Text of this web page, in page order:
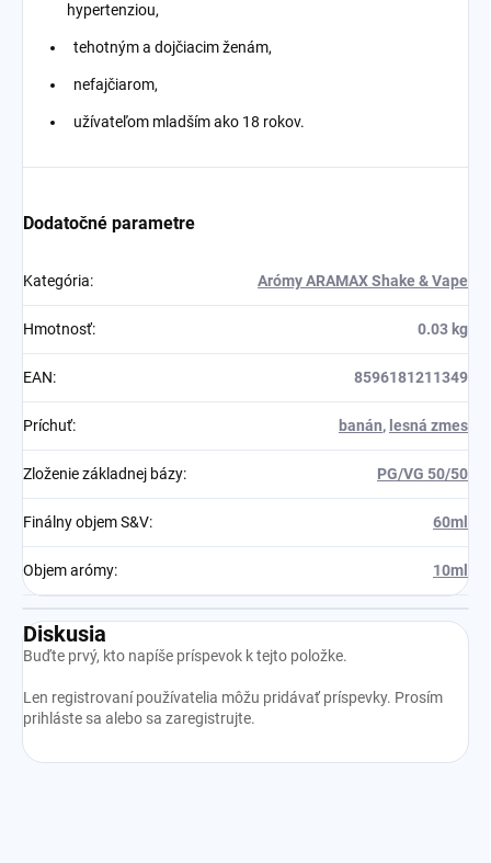
hypertenziou,
tehotným a dojčiacim ženám,
nefajčiarom,
užívateľom mladším ako 18 rokov.
Dodatočné parametre
Kategória: Arómy ARAMAX Shake & Vape
Hmotnosť: 0.03 kg
EAN: 8596181211349
Príchuť: banán, lesná zmes
Zloženie základnej bázy: PG/VG 50/50
Finálny objem S&V: 60ml
Objem arómy: 10ml
Diskusia
Buďte prvý, kto napíše príspevok k tejto položke.
Len registrovaní používatelia môžu pridávať príspevky. Prosím
prihláste sa alebo sa zaregistrujte.